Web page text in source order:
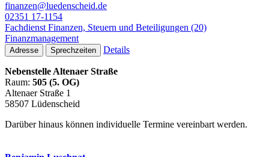
finanzen@luedenscheid.de
02351 17-1154
Fachdienst Finanzen, Steuern und Beteiligungen (20)
Finanzmanagement
Adresse Sprechzeiten Details
Nebenstelle Altenaer Straße
Raum: 505 (5. OG)
Altenaer Straße 1
58507 Lüdenscheid
Darüber hinaus können individuelle Termine vereinbart werden.